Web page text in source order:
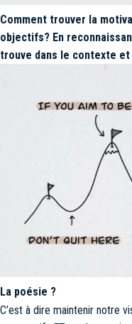
Comment trouver la
objectifs? En
trouve dans le contexte
La poésie ?
C’est à dire maintenir notre